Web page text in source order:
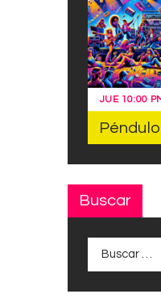
JUE 10:00
Buscar